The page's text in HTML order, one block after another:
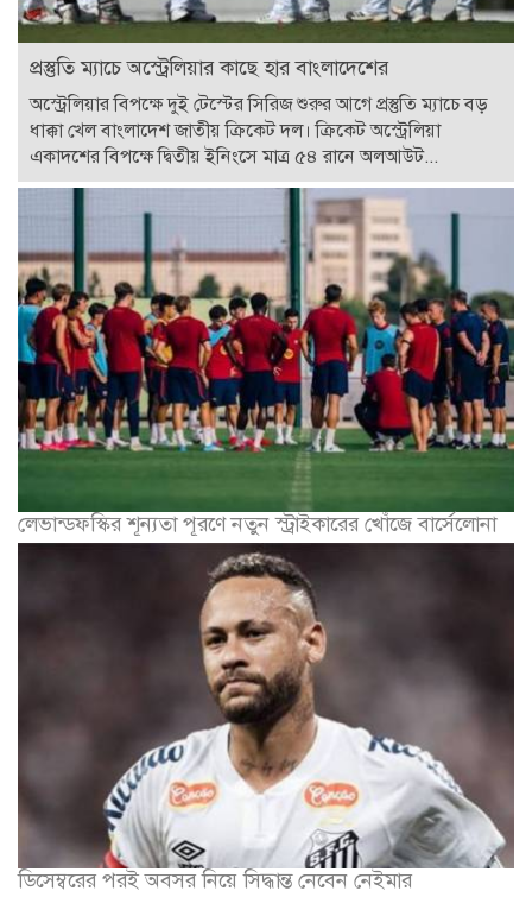
প্রস্তুতি ম্যাচে অস্ট্রেলিয়ার কাছে হার বাংলাদেশের
অস্ট্রেলিয়ার বিপক্ষে দুই টেস্টের সিরিজ শুরুর আগে প্রস্তুতি ম্যাচে বড়
ধাক্কা খেল বাংলাদেশ জাতীয় ক্রিকেট দল। ক্রিকেট অস্ট্রেলিয়া
একাদশের বিপক্ষে দ্বিতীয় ইনিংসে মাত্র ৫৪ রানে অলআউট...
লেভান্ডফস্কির শূন্যতা পূরণে নতুন স্ট্রাইকারের খোঁজে বার্সেলোনা
ডিসেম্বরের পরই অবসর নিয়ে সিদ্ধান্ত নেবেন নেইমার